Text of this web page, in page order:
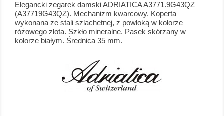
Elegancki zegarek damski ADRIATICA A3771.9G43QZ
(A37719G43QZ). Mechanizm kwarcowy. Koperta
wykonana ze stali szlachetnej, z powłoką w kolorze
różowego złota. Szkło mineralne. Pasek skórzany w
kolorze białym. Średnica 35 mm.